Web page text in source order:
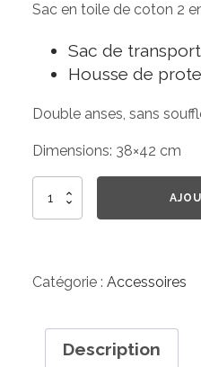
Sac en toile de coton 2
Sac de
Housse de
Double anses, sans
Dimensions: 38×42 cm
quantité
Tote
Catégorie : Accessoires
Description